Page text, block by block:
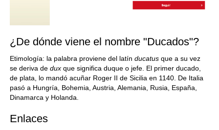
¿De dónde viene el nombre "Ducados"?
Etimología: la palabra proviene del latín ducatus que a su vez
se deriva de dux que significa duque o jefe. El primer ducado,
de plata, lo mandó acuñar Roger II de Sicilia en 1140. De Italia
pasó a Hungría, Bohemia, Austria, Alemania, Rusia, España,
Dinamarca y Holanda.
Enlaces